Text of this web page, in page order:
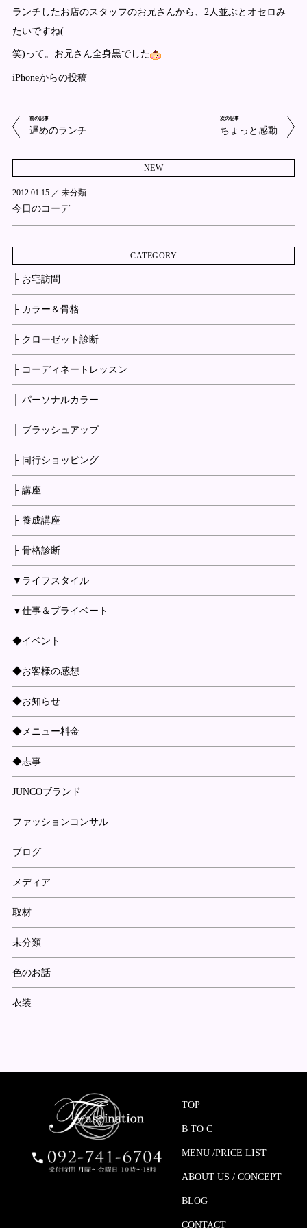
ランチしたお店のスタッフのお兄さんから、2人並ぶとオセロみ
たいですね(
笑)って。お兄さん全身黒でした
iPhoneからの投稿
前の記事
遅めのランチ
次の記事
ちょっと感動
NEW
2012.01.15 ／ 未分類
今日のコーデ
CATEGORY
├ お宅訪問
├ カラー＆骨格
├ クローゼット診断
├ コーディネートレッスン
├ パーソナルカラー
├ ブラッシュアップ
├ 同行ショッピング
├ 講座
├ 養成講座
├ 骨格診断
▼ライフスタイル
▼仕事＆プライベート
◆イベント
◆お客様の感想
◆お知らせ
◆メニュー料金
◆志事
JUNCOブランド
ファッションコンサル
ブログ
メディア
取材
未分類
色のお話
衣装
TOP
B TO C
MENU /PRICE LIST
ABOUT US / CONCEPT
BLOG
CONTACT